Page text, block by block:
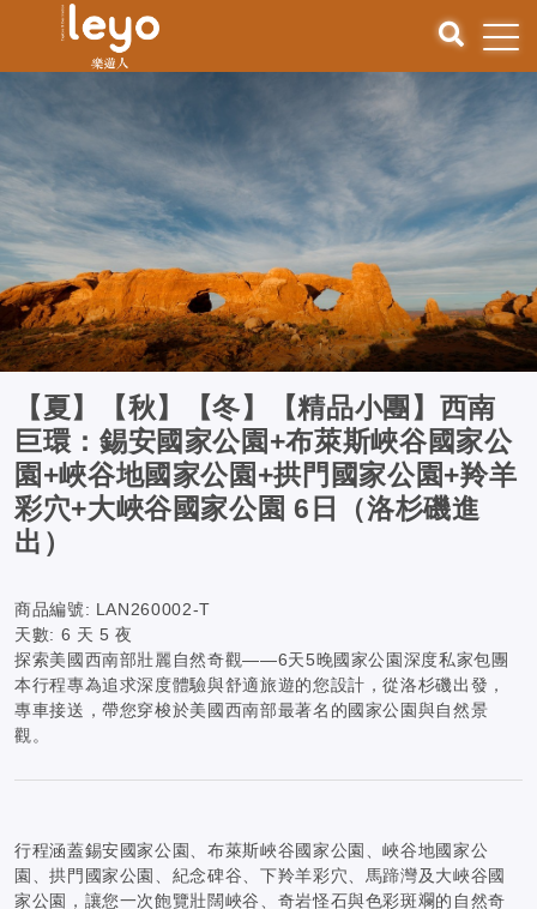
【夏】【秋】【冬】【精品小團】西南
巨環：錫安國家公園+布萊斯峽谷國家公
園+峽谷地國家公園+拱門國家公園+羚羊
彩穴+大峽谷國家公園 6日（洛杉磯進
出）
商品編號: LAN260002-T
天數: 6 天 5 夜
探索美國西南部壯麗自然奇觀——6天5晚國家公園深度私家包團
本行程專為追求深度體驗與舒適旅遊的您設計，從洛杉磯出發，
專車接送，帶您穿梭於美國西南部最著名的國家公園與自然景
觀。
行程涵蓋錫安國家公園、布萊斯峽谷國家公園、峽谷地國家公
園、拱門國家公園、紀念碑谷、下羚羊彩穴、馬蹄灣及大峽谷國
家公園，讓您一次飽覽壯闊峽谷、奇岩怪石與色彩斑斕的自然奇